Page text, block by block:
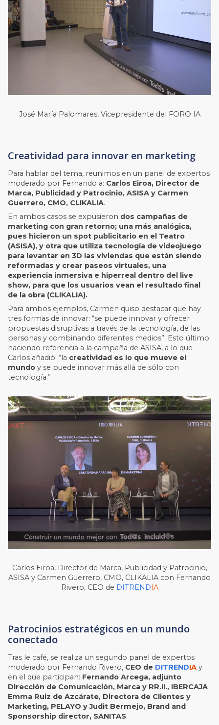
José María Palomares, Vicepresidente del FORO IA
Creatividad para innovar en marketing
Para hablar del tema, reunimos en un panel de expertos
moderado por Fernando a: Carlos Eiroa, Director de
Marca, Publicidad y Patrocinio, ASISA y Carmen
Guerrero, CMO, CLIKALIA.
En ambos casos se expusieron dos campañas de
marketing con gran retorno; una más analógica,
pues hicieron un spot publicitario en el Teatro
(ASISA), y otra que utiliza tecnología de videojuego
para levantar en 3D las viviendas que están siendo
reformadas y crear paseos virtuales, una
experiencia inmersiva e hiperreal dentro del live
show, para que los usuarios vean el resultado final
de la obra (CLIKALIA).
Para ambos ejemplos, Carmen quiso destacar que hay
tres formas de innovar: “se puede innovar y ofrecer
propuestas disruptivas a través de la tecnología, de las
personas y combinando diferentes medios”. Esto último
haciendo referencia a la campaña de ASISA, a lo que
Carlos añadió: “la creatividad es lo que mueve el
mundo y se puede innovar más allá de sólo con
tecnología.”
Carlos Eiroa, Director de Marca, Publicidad y Patrocinio,
ASISA y Carmen Guerrero, CMO, CLIKALIA con Fernando
Rivero, CEO de DITREND IA
Patrocinios estratégicos en un mundo
conectado
Tras le café, se realiza un segundo panel de expertos
moderado por Fernando Rivero, CEO de DITRENDIA y
en el que participan: Fernando Arcega, adjunto
Dirección de Comunicación, Marca y RR.II., IBERCAJA
Emma Ruiz de Azcárate, Directora de Clientes y
Marketing, PELAYO y Judit Bermejo, Brand and
Sponsorship director, SANITAS.